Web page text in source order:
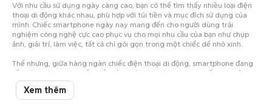
Với nhu cầu sử dụng ngày càng cao, bạn có thể tìm thấy nhiều loại điện
thoại di động khác nhau, phù hợp với túi tiền và mục đích sử dụng của
mình. Chiếc smartphone ngày nay mang đến cho người dùng trải
nghiệm công nghệ cực cao phục vụ cho mọi nhu cầu của bạn như chụp
ảnh, giải trí, làm việc, tất cả chỉ gói gọn trong một chiếc dế nhỏ xinh.
Thế nhưng, giữa hàng ngàn chiếc điện thoại di động, smartphone đang
rất thịnh hành, bạn chắc chắn sẽ vô cùng choáng ngợp, khiến cho việc lựa
chọn trở nên vô cùng khó khăn. Nhất là khi hầu bao eo hẹp thì việc cân
nhắc nên mua điện thoại cũ hay mới, mua của hãng điện thoại nào... lại
càng khó giải quyết.
Xem thêm